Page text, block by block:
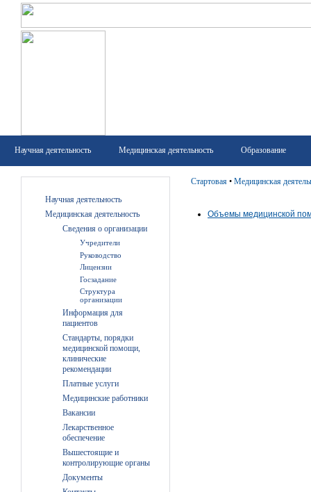
Научная деятельность Медицинская деятельность Образование
Научная деятельность
Медицинская деятельность
Сведения о организации
Учредители
Руководство
Лицензии
Госзадание
Структура
организации
Информация для
пациентов
Стандарты, порядки
медицинской помощи,
клинические
рекомендации
Платные услуги
Медицинские работники
Вакансии
Лекарственное
обеспечение
Вышестоящие и
контролирующие органы
Документы
Стартовая • Медицинская
Объемы медицинской